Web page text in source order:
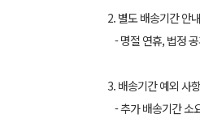
2. 별도 배송기간 안
- 명절 연휴, 법정
3. 배송기간 예외 사항
- 추가 배송기간 소